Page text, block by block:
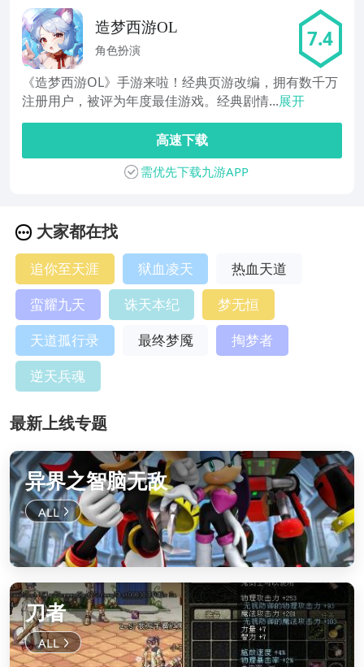
造梦西游OL
角色扮演 7.4
《造梦西游OL》手游来啦！经典页游改编，拥有数千万
注册用户，被评为年度最佳游戏。经典剧情...展开
高速下载
需优先下载九游APP
大家都在找
追你至天涯 狱血凌天
热血天道
蛮耀九天
诛天本纪
梦无恒
天道孤行录
最终梦魇
掏梦者
逆天兵魂
最新上线专题
异界之智脑无敌
刀者